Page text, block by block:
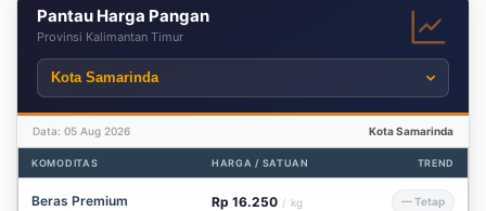
Pantau Harga Pangan
Provinsi Kalimantan Timur
Data: 05 Aug 2026 Kota Samarinda
KOMODITAS HARGA / SATUAN TREND
Beras Premium Rp 16.250 / kg — Tetap